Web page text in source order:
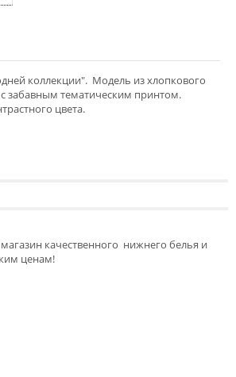
коллекции". Модель из хлопкового
с забавным тематическим принтом.
цвета.
магазин качественного нижнего белья и
ценам!